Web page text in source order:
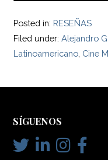
Posted in: RESEÑAS
Filed under:Alejandro
Latinoamericano, Cine
SÍGUENOS